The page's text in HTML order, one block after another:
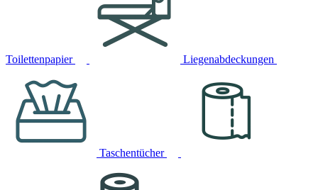
Toilettenpapier Liegenabdeckungen
Taschentücher